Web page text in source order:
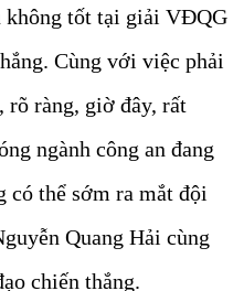
không tốt tại giải VĐQG
Cùng với việc phải
rõ ràng, giờ đây, rất
ngành công an đang
thể sớm ra mắt đội
Quang Hải cùng
chiến thắng.